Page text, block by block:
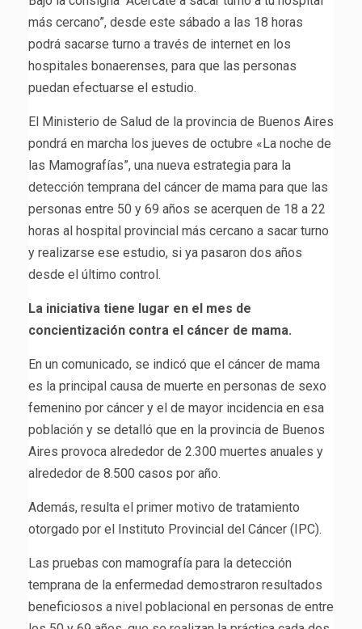
más cercano”, desde este sábado a las 18 horas
podrá sacarse turno a través de internet en los
hospitales bonaerenses, para que las personas
puedan efectuarse el estudio.
El Ministerio de Salud de la provincia de Buenos Aires
pondrá en marcha los jueves de octubre «La noche de
las Mamografías”, una nueva estrategia para la
detección temprana del cáncer de mama para que las
personas entre 50 y 69 años se acerquen de 18 a 22
horas al hospital provincial más cercano a sacar turno
y realizarse ese estudio, si ya pasaron dos años
desde el último control.
La iniciativa tiene lugar en el mes de
concientización contra el cáncer de mama.
En un comunicado, se indicó que el cáncer de mama
es la principal causa de muerte en personas de sexo
femenino por cáncer y el de mayor incidencia en esa
población y se detalló que en la provincia de Buenos
Aires provoca alrededor de 2.300 muertes anuales y
alrededor de 8.500 casos por año.
Además, resulta el primer motivo de tratamiento
otorgado por el Instituto Provincial del Cáncer (IPC).
Las pruebas con mamografía para la detección
temprana de la enfermedad demostraron resultados
beneficiosos a nivel poblacional en personas de entre